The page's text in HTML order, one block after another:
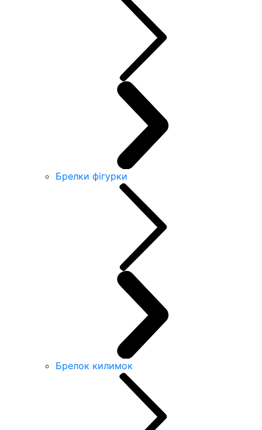
Брелки фігурки
Брелок килимок